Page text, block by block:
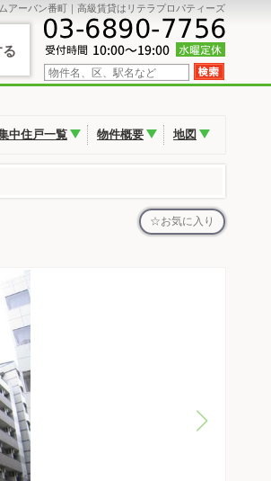
アーバン番町｜高級賃貸はリテラプロパティーズ
中住戸一覧 物件概要 地図
お気に入り